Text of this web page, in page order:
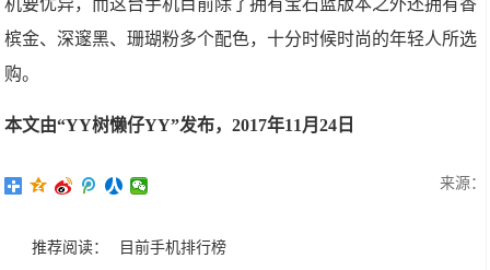
机要优异，而这台手机目前除了拥有宝石蓝版本之外还拥有香
槟金、深邃黑、珊瑚粉多个配色，十分时候时尚的年轻人所选
购。
本文由“YY树懒仔YY”发布，2017年11月24日
来源：
推荐阅读： 目前手机排行榜